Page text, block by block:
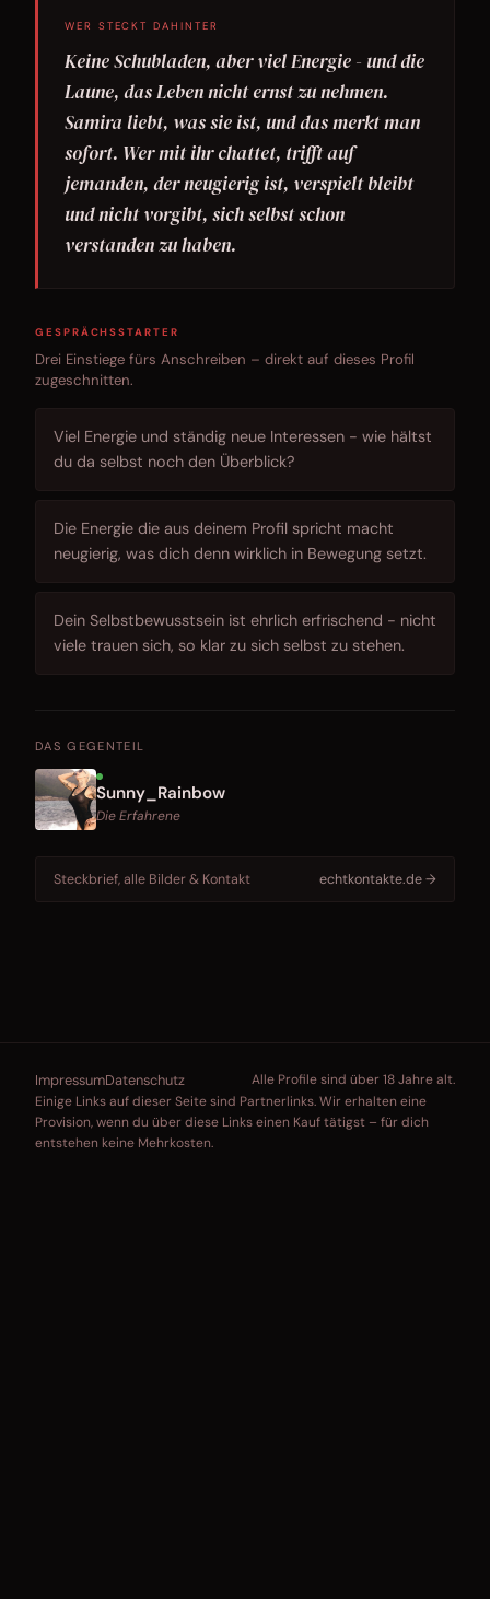
WER STECKT DAHINTER
Keine Schubladen, aber viel Energie - und die
Laune, das Leben nicht ernst zu nehmen.
Samira liebt, was sie ist, und das merkt man
sofort. Wer mit ihr chattet, trifft auf
jemanden, der neugierig ist, verspielt bleibt
und nicht vorgibt, sich selbst schon
verstanden zu haben.
GESPRÄCHSSTARTER
Drei Einstiege fürs Anschreiben – direkt auf dieses Profil
zugeschnitten.
Viel Energie und ständig neue Interessen - wie hältst
du da selbst noch den Überblick?
Die Energie die aus deinem Profil spricht macht
neugierig, was dich denn wirklich in Bewegung setzt.
Dein Selbstbewusstsein ist ehrlich erfrischend - nicht
viele trauen sich, so klar zu sich selbst zu stehen.
DAS GEGENTEIL
Sunny_Rainbow
Die Erfahrene
Steckbrief, alle Bilder & Kontakt echtkontakte.de →
ImpressumDatenschutz
Alle Profile sind über 18 Jahre alt.
Einige Links auf dieser Seite sind Partnerlinks. Wir erhalten eine
Provision, wenn du über diese Links einen Kauf tätigst – für dich
entstehen keine Mehrkosten.